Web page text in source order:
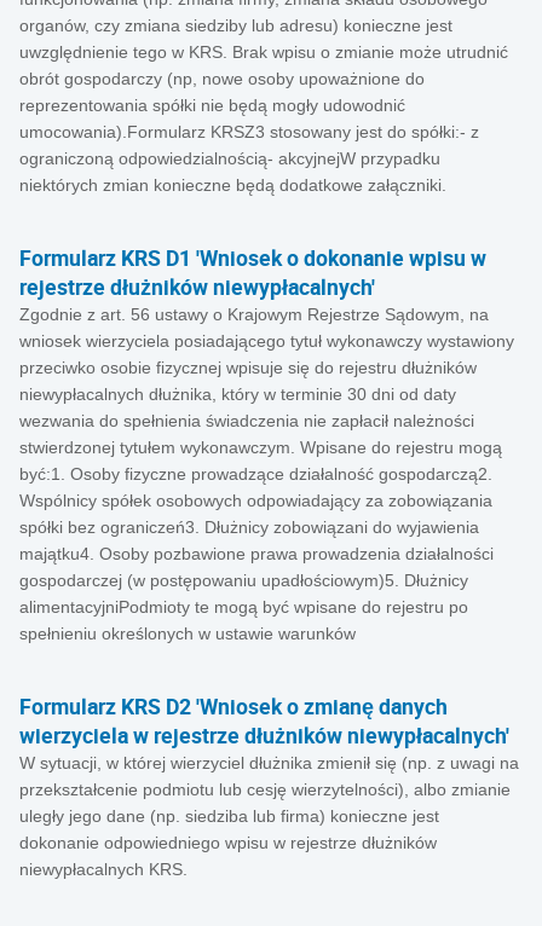
organów, czy zmiana siedziby lub adresu) konieczne jest
uwzględnienie tego w KRS. Brak wpisu o zmianie może utrudnić
obrót gospodarczy (np, nowe osoby upoważnione do
reprezentowania spółki nie będą mogły udowodnić
umocowania).Formularz KRSZ3 stosowany jest do spółki:- z
ograniczoną odpowiedzialnością- akcyjnejW przypadku
niektórych zmian konieczne będą dodatkowe załączniki.
Formularz KRS D1 'Wniosek o dokonanie wpisu w
rejestrze dłużników niewypłacalnych'
Zgodnie z art. 56 ustawy o Krajowym Rejestrze Sądowym, na
wniosek wierzyciela posiadającego tytuł wykonawczy wystawiony
przeciwko osobie fizycznej wpisuje się do rejestru dłużników
niewypłacalnych dłużnika, który w terminie 30 dni od daty
wezwania do spełnienia świadczenia nie zapłacił należności
stwierdzonej tytułem wykonawczym. Wpisane do rejestru mogą
być:1. Osoby fizyczne prowadzące działalność gospodarczą2.
Wspólnicy spółek osobowych odpowiadający za zobowiązania
spółki bez ograniczeń3. Dłużnicy zobowiązani do wyjawienia
majątku4. Osoby pozbawione prawa prowadzenia działalności
gospodarczej (w postępowaniu upadłościowym)5. Dłużnicy
alimentacyjniPodmioty te mogą być wpisane do rejestru po
spełnieniu określonych w ustawie warunków
Formularz KRS D2 'Wniosek o zmianę danych
wierzyciela w rejestrze dłużników niewypłacalnych'
W sytuacji, w której wierzyciel dłużnika zmienił się (np. z uwagi na
przekształcenie podmiotu lub cesję wierzytelności), albo zmianie
uległy jego dane (np. siedziba lub firma) konieczne jest
dokonanie odpowiedniego wpisu w rejestrze dłużników
niewypłacalnych KRS.